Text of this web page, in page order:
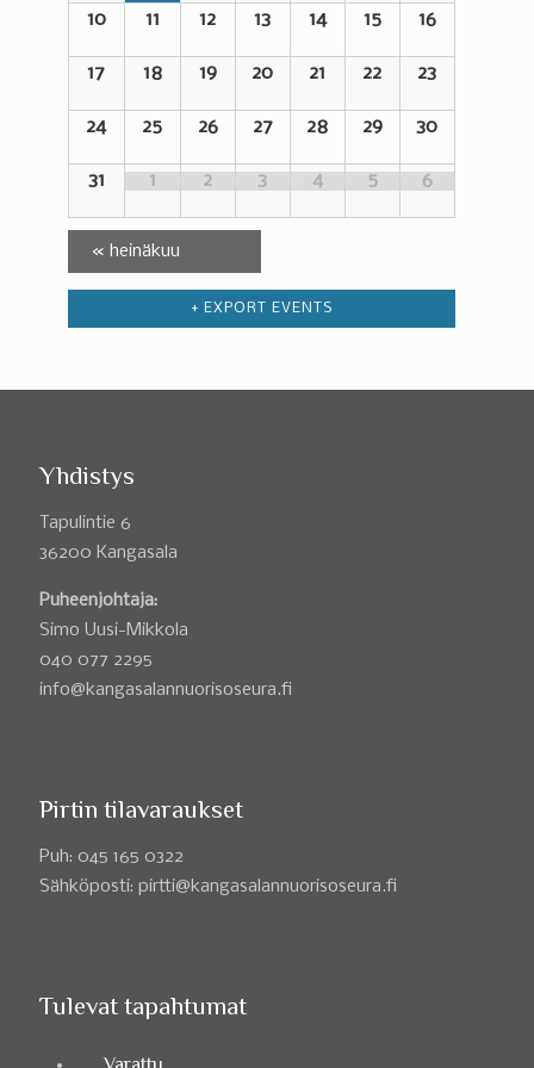
10 11 12 13 14 15 16
17 18 19 20 21 22 23
24 25 26 27 28 29 30
31 1 2 3 4 5 6
« heinäkuu
+ EXPORT EVENTS
Yhdistys
Tapulintie 6
36200 Kangasala
Puheenjohtaja:
Simo Uusi-Mikkola
040 077 2295
info@kangasalannuorisoseura.fi
Pirtin tilavaraukset
Puh: 045 165 0322
Sähköposti: pirtti@kangasalannuorisoseura.fi
Tulevat tapahtumat